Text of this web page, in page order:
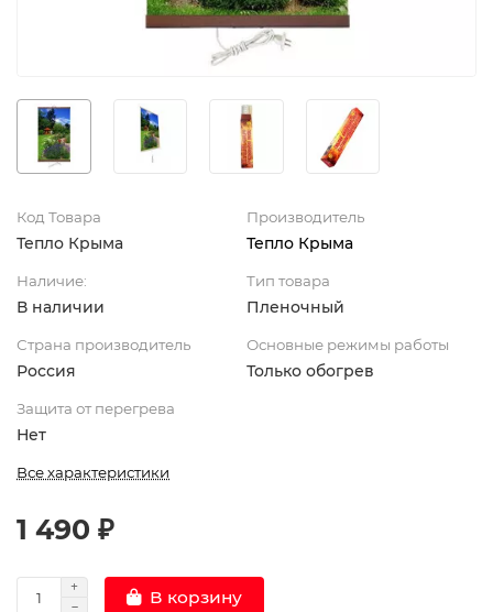
Код Товара
Тепло Крыма
Производитель
Тепло Крыма
Наличие:
В наличии
Тип товара
Пленочный
Страна производитель
Россия
Основные режимы работы
Только обогрев
Защита от перегрева
Нет
Все характеристики
1 490 ₽
В корзину